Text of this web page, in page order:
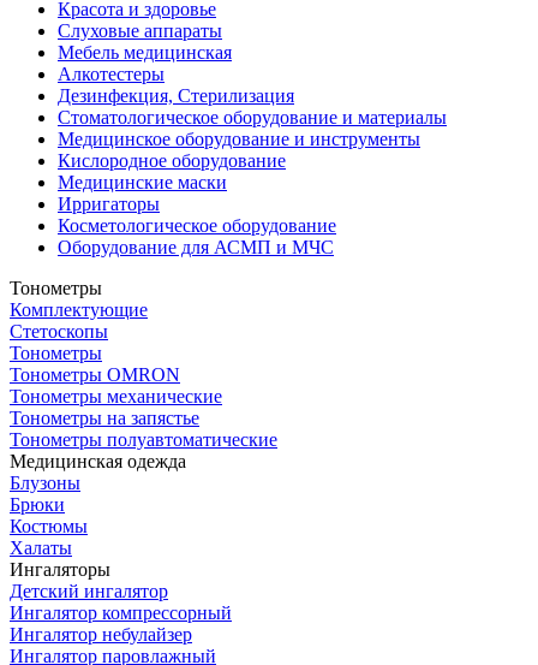
Красота и здоровье
Слуховые аппараты
Мебель медицинская
Алкотестеры
Дезинфекция, Стерилизация
Стоматологическое оборудование и материалы
Медицинское оборудование и инструменты
Кислородное оборудование
Медицинские маски
Ирригаторы
Косметологическое оборудование
Оборудование для АСМП и МЧС
Тонометры
Комплектующие
Стетоскопы
Тонометры
Тонометры OMRON
Тонометры механические
Тонометры на запястье
Тонометры полуавтоматические
Медицинская одежда
Блузоны
Брюки
Костюмы
Халаты
Ингаляторы
Детский ингалятор
Ингалятор компрессорный
Ингалятор небулайзер
Ингалятор паровлажный